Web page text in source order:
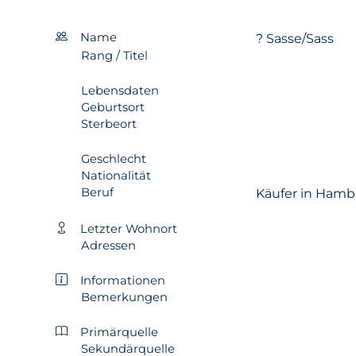
Name ? Sasse/Sass
Rang / Titel
Lebensdaten
Geburtsort
Sterbeort
Geschlecht
Nationalität
Beruf
Käufer in
Letzter Wohnort
Adressen
Informationen
Bemerkungen
Primärquelle
Sekundärquelle